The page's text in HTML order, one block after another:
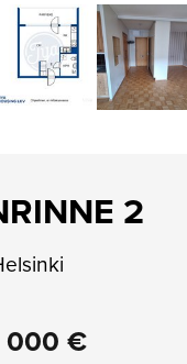
2
000 €